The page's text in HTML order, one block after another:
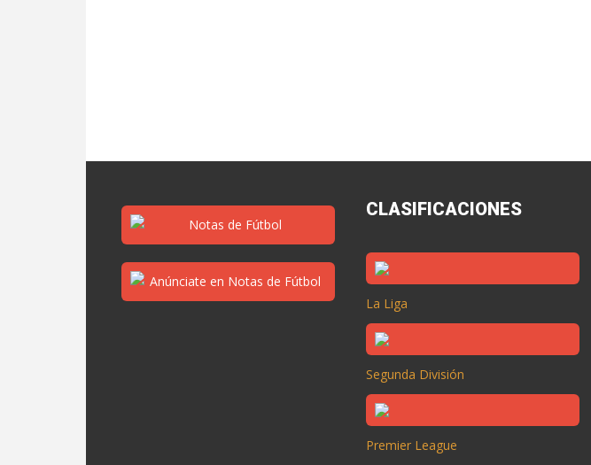
CLASIFICACIONES
La Liga
Segunda División
Premier League